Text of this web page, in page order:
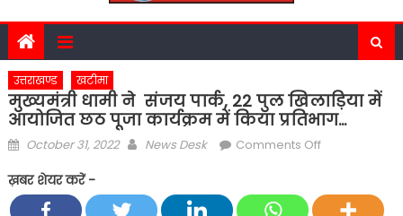
उत्तराखण्ड खटीमा
मुख्यमंत्री धामी ने संजय पार्क, 22 पुल खिलाड़िया में
आयोजित छठ पूजा कार्यक्रम में किया प्रतिभाग…
Posted
October 31, 2022 Author
News Desk Comments Offon
ख़बर शेयर करें -